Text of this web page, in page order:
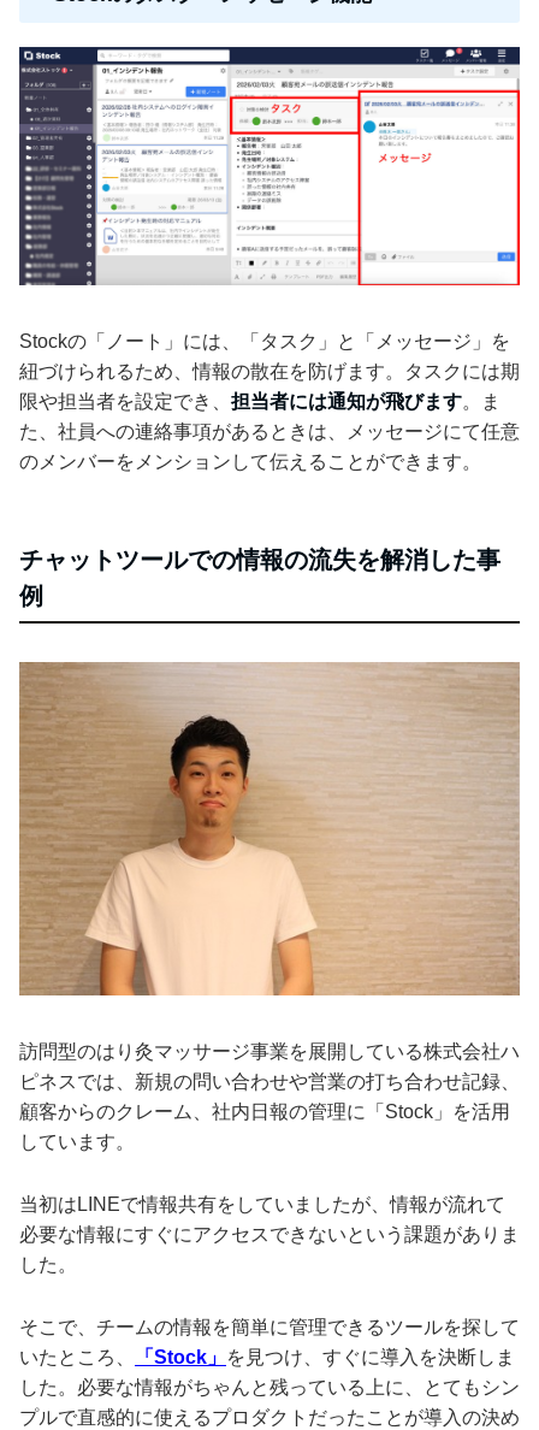
Stockの「ノート」には、「タスク」と「メッセージ」を
紐づけられるため、情報の散在を防げます。タスクには期
限や担当者を設定でき、 担当者には通知が飛びます。ま
た、社員への連絡事項があるときは、メッセージにて任意
のメンバーをメンションして伝えることができます。
チャットツールでの情報の流失を解消した事
例
訪問型のはり灸マッサージ事業を展開している株式会社ハ
ピネスでは、新規の問い合わせや営業の打ち合わせ記録、
顧客からのクレーム、社内日報の管理に「Stock」を活用
しています。
当初はLINEで情報共有をしていましたが、情報が流れて
必要な情報にすぐにアクセスできないという課題がありま
した。
そこで、チームの情報を簡単に管理できるツールを探して
いたところ、
「Stock」 を見つけ、すぐに導入を決断しま
した。必要な情報がちゃんと残っている上に、とてもシン
プルで直感的に使えるプロダクトだったことが導入の決め